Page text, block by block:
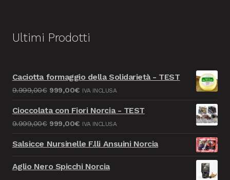
Ultimi Prodotti
Caciotta formaggio della Solidarietà - TEST
9.999,00€ Il
originale
era:
9.999,00€.
999,00€Il
attuale
è:
999,00€.
IVA INCLUSA
Cioccolata con Fiori Norcia - TEST
9.999,00€ Il
originale
9.999,00€.
999,00€Il
attuale
è:
IVA INCLUSA
Salsicce Nursinelle F.lli Ansuini Norcia
Aglio Nero Spicchi Norcia